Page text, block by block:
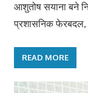
आशुतोष सयाना बने
प्रशासनिक फेरबदल,
READ MORE